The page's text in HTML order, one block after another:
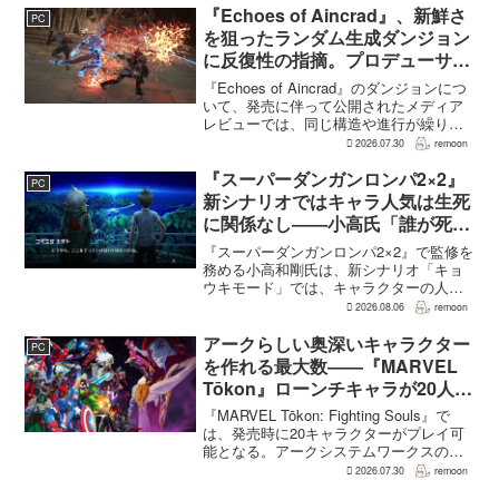
挙動、クールダウン時間、使いやすさが
見直され...
PC
『Echoes of Aincrad』、新鮮さ
を狙ったランダム生成ダンジョン
に反復性の指摘。プロデューサー
は発売前に採用理由を説明
『Echoes of Aincrad』のダンジョンにつ
いて、発売に伴って公開されたメディア
レビューでは、同じ構造や進行が繰り返
されるとの評価が出ている。発売前の7月
は、ゲーム総合プロデューサーの二見鷹
介氏が...
2026.07.30 remoon
PC
『スーパーダンガンロンパ2×2』
新シナリオではキャラ人気は生死
に関係なし――小高氏「誰が死ん
でもヘイトメールは送らないで」
『スーパーダンガンロンパ2×2』で監修を
務める小高和剛氏は、新シナリオ「キョ
ウキモード」では、キャラクターの人気
にかかわらず退場させるとRPG Siteのイ
作と変わることで、これまで見られなか
った一面がよ...
2026.08.06 remoon
PC
アークらしい奥深いキャラクター
を作れる最大数――『MARVEL
Tōkon』ローンチキャラが20人に
なった理由
『MARVEL Tōkon: Fighting Souls』で
は、発売時に20キャラクターがプレイ可
能となる。アークシステムワークスの山
中丈嗣プロデューサーは、この人数につ
2026.07.30 remoon